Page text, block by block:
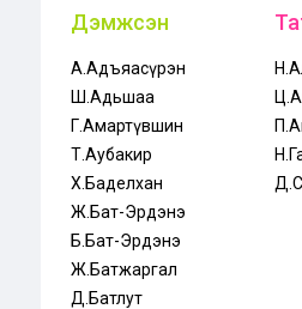
Дэмжсэн
А.Адъяасүрэн
Ш.Адьшаа
Г.Амартүвшин
Т.Аубакир
Х.Баделхан
Ж.Бат-Эрдэнэ
Б.Бат-Эрдэнэ
Ж.Батжаргал
Д.Батлут